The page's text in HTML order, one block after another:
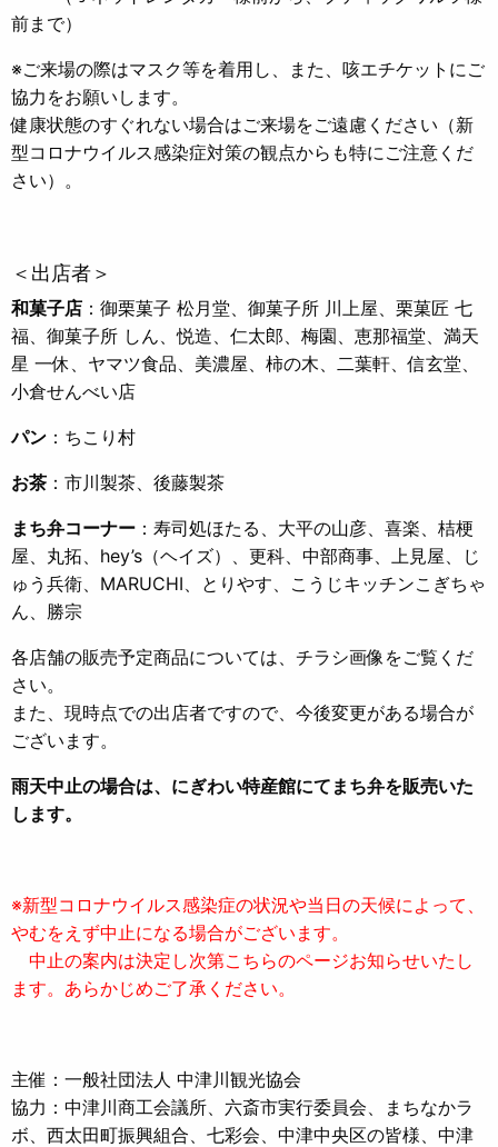
前まで）
※ご来場の際はマスク等を着用し、また、咳エチケットにご
協力をお願いします。
健康状態のすぐれない場合はご来場をご遠慮ください（新
型コロナウイルス感染症対策の観点からも特にご注意くだ
さい）。
＜出店者＞
和菓子店 ：御栗菓子 松月堂、御菓子所 川上屋、栗菓匠 七
福、御菓子所 しん、悦造、仁太郎、梅園、恵那福堂、満天
星 一休、ヤマツ食品、美濃屋、柿の木、二葉軒、信玄堂、
小倉せんべい店
パン ：ちこり村
お茶 ：市川製茶、後藤製茶
まち弁コーナー ：寿司処ほたる、大平の山彦、喜楽、桔梗
屋、丸拓、hey’s（ヘイズ）、更科、中部商事、上見屋、じ
ゅう兵衛、MARUCHI、とりやす、こうじキッチンこぎちゃ
ん、勝宗
各店舗の販売予定商品については、チラシ画像をご覧くだ
さい。
また、現時点での出店者ですので、今後変更がある場合が
ございます。
雨天中止の場合は、にぎわい特産館にてまち弁を販売いた
します。
※新型コロナウイルス感染症の状況や当日の天候によって、
やむをえず中止になる場合がございます。
中止の案内は決定し次第こちらのページお知らせいたし
ます。あらかじめご了承ください。
主催：一般社団法人 中津川観光協会
協力：中津川商工会議所、六斎市実行委員会、まちなかラ
ボ、西太田町振興組合、七彩会、中津中央区の皆様、中津